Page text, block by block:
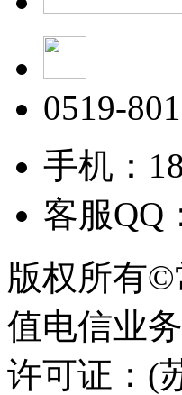
0519-
手机：
客服QQ
版权所有
值电信业
许可证：(